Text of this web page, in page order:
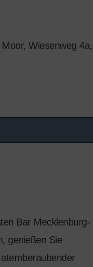
Wiesenweg 4a,
Bar Mecklenburg-
genießen Sie